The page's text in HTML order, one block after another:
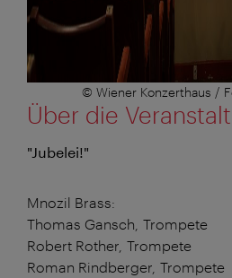
© Wiener Konzerthaus /
Über die
"Jubelei!"
Mnozil Brass:
Thomas Gansch, Trompete
Robert Rother, Trompete
Roman Rindberger, Trompete